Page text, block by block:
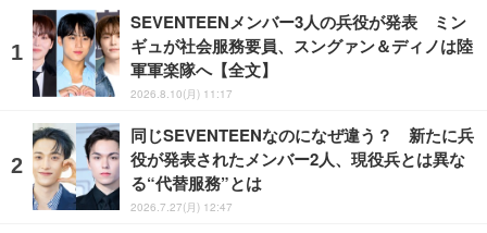
SEVENTEENメンバー3人の兵役が発表 ミン
ギュが社会服務要員、スングァン＆ディノは陸
軍軍楽隊へ【全文】
2026.8.10(月) 11:17
同じSEVENTEENなのになぜ違う？ 新たに兵
役が発表されたメンバー2人、現役兵とは異な
る“代替服務”とは
2026.7.27(月) 12:47